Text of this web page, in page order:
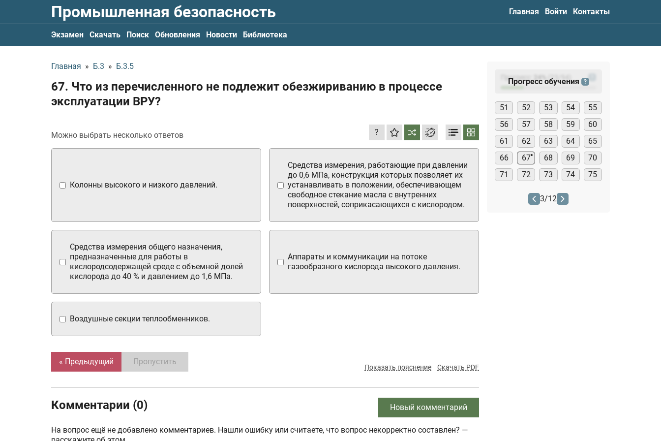
Промышленная безопасность Главная Войти Контакты
Экзамен Скачать Поиск Обновления Новости Библиотека
Главная » Б.3 » Б.3.5
67. Что из перечисленного не подлежит обезжириванию в процессе
эксплуатации ВРУ?
Можно выбрать несколько ответов ?
Колонны высокого и низкого давлений.
Воздушные секции теплообменников.
Аппараты и коммуникации на потоке
газообразного кислорода высокого давления.
Средства измерения общего назначения,
предназначенные для работы в
кислородсодержащей среде с объемной долей
кислорода до 40 % и давлением до 1,6 МПа.
Средства измерения, работающие при давлении
до 0,6 МПа, конструкция которых позволяет их
устанавливать в положении, обеспечивающем
свободное стекание масла с внутренних
поверхностей, соприкасающихся с кислородом.
« Предыдущий Пропустить
Показать пояснение Скачать PDF
Комментарии (0) Новый комментарий
На вопрос ещё не добавлено комментариев. Нашли ошибку или считаете, что вопрос некорректно составлен? —
Прогресс: (23
Прогресс обучения ?
51 52 53 54
55
56
57 58 59
60
61
62 63 64
65
66
67 68 69
70
71
72 73 74 75
3/12